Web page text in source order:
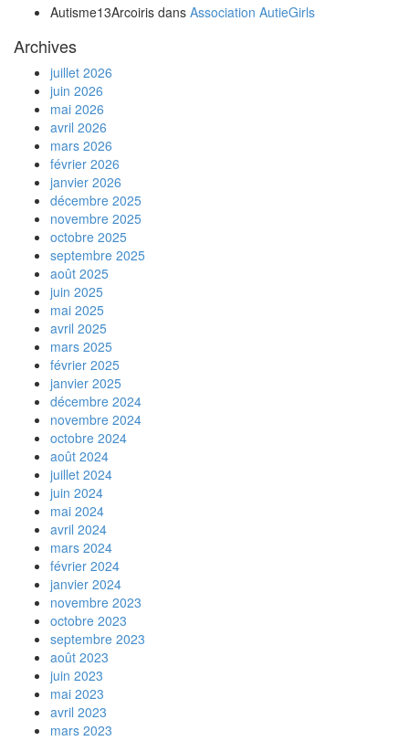
Autisme13Arcoiris dans Association AutieGirls
Archives
juillet 2026
juin 2026
mai 2026
avril 2026
mars 2026
février 2026
janvier 2026
décembre 2025
novembre 2025
octobre 2025
septembre 2025
août 2025
juin 2025
mai 2025
avril 2025
mars 2025
février 2025
janvier 2025
décembre 2024
novembre 2024
octobre 2024
août 2024
juillet 2024
juin 2024
mai 2024
avril 2024
mars 2024
février 2024
janvier 2024
novembre 2023
octobre 2023
septembre 2023
août 2023
juin 2023
mai 2023
avril 2023
mars 2023